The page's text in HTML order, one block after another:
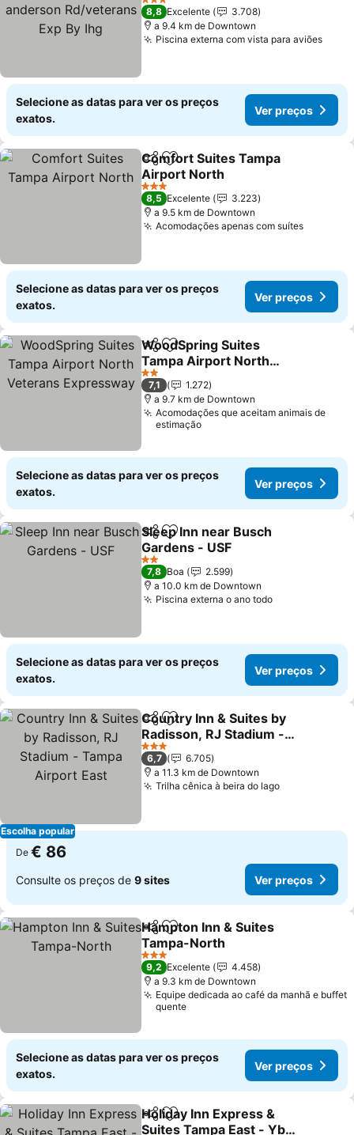
Rd/veterans Exp By Ihg
3 Estrelas
8,8 Excelente
3.708
a 9.4 km de Downtown
Piscina externa com vista para aviões
Selecione as datas para ver os preços
exatos.
Ver preços
PartilharAdicionar aos favoritos
Comfort Suites Tampa
Airport North
3 Estrelas
8,5 Excelente
3.223
a 9.5 km de Downtown
Acomodações apenas com suítes
Selecione as datas para ver os preços
exatos.
Ver preços
PartilharAdicionar aos favoritos
WoodSpring Suites
Tampa Airport North
Veterans Expressway
2 Estrelas
7,1
1.272
a 9.7 km de Downtown
Acomodações que aceitam animais de
estimação
Selecione as datas para ver os preços
exatos.
Ver preços
PartilharAdicionar aos favoritos
Sleep Inn near Busch
Gardens - USF
2 Estrelas
7,8 Boa
2.599
a 10.0 km de Downtown
Piscina externa o ano todo
Selecione as datas para ver os preços
exatos.
Ver preços
Escolha popular
PartilharAdicionar aos favoritos
Country Inn & Suites by
Radisson, RJ Stadium -
Tampa Airport East
3 Estrelas
6,7
6.705
a 11.3 km de Downtown
Trilha cênica à beira do lago
De € 86
Consulte os preços de 9 sites Ver preços
PartilharAdicionar aos favoritos
Hampton Inn & Suites
Tampa-North
3 Estrelas
9,2 Excelente
4.458
a 9.3 km de Downtown
Equipe dedicada ao café da manhã e buffet
quente
Selecione as datas para ver os preços
exatos.
Ver preços
PartilharAdicionar aos favoritos
Holiday Inn Express &
Suites Tampa East - Ybor